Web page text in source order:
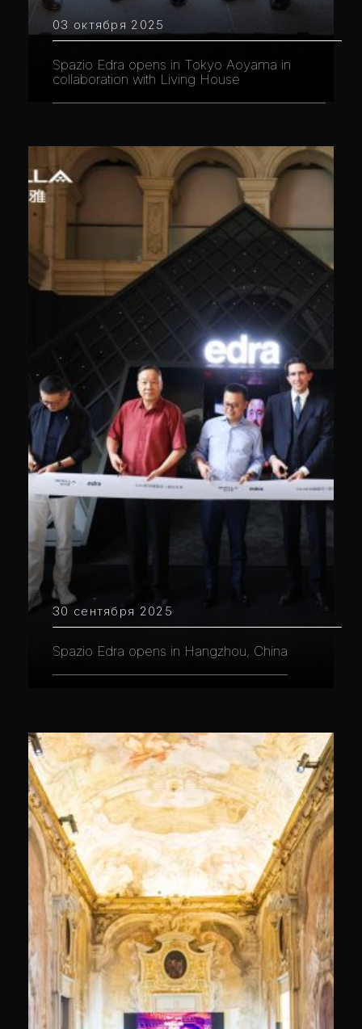
03 октября 2025
Spazio Edra opens in Tokyo Aoyama in
collaboration with Living House
30 сентября 2025
Spazio Edra opens in Hangzhou, China